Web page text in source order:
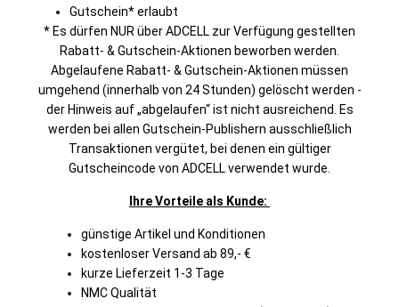
Gutschein* erlaubt
* Es dürfen NUR über ADCELL zur Verfügung gestellten
Rabatt- & Gutschein-Aktionen beworben werden.
Abgelaufene Rabatt- & Gutschein-Aktionen müssen
umgehend (innerhalb von 24 Stunden) gelöscht werden -
der Hinweis auf „abgelaufen“ ist nicht ausreichend. Es
werden bei allen Gutschein-Publishern ausschließlich
Transaktionen vergütet, bei denen ein gültiger
Gutscheincode von ADCELL verwendet wurde.
Ihre Vorteile als Kunde:
günstige Artikel und Konditionen
kostenloser Versand ab 89,- €
kurze Lieferzeit 1-3 Tage
NMC Qualität